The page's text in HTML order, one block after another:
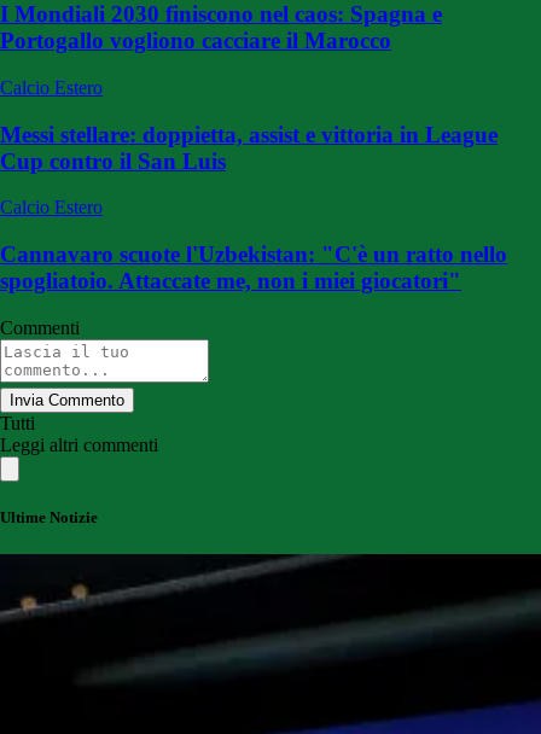
I Mondiali 2030 finiscono nel caos: Spagna e
Portogallo vogliono cacciare il Marocco
Calcio Estero
Messi stellare: doppietta, assist e vittoria in League
Cup contro il San Luis
Calcio Estero
Cannavaro scuote l'Uzbekistan: "C'è un ratto nello
spogliatoio. Attaccate me, non i miei giocatori"
Commenti
Invia Commento
Tutti
Leggi altri commenti
Ultime Notizie